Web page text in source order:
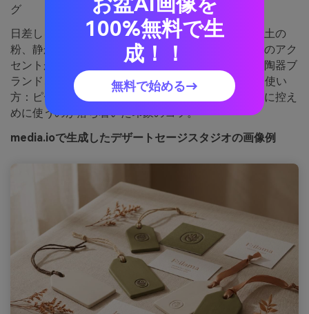
グ
日差しを浴びた創造的な雰囲気。砂漠のセージや粘土の
粉、静かな工房のベンチをイメージ。クレイピーチのアク
セントが柔らかなグリーンを暖かく引き立てます。陶器ブ
ランド、手作りタグ、アース系SNS投稿に好相性。使い
方：ピーチ色は価格や限定品の強調などハイライトに控え
めに使うのが落ち着いた印象のコツ。
media.ioで生成したデザートセージスタジオの画像例
100%無料で生
成！！
無料で始める→